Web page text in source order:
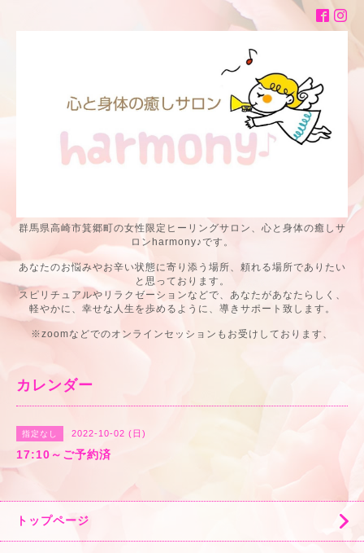
群馬県高崎市箕郷町の女性限定ヒーリングサロン、心と身体の癒しサ
ロンharmony♪です。
あなたのお悩みやお辛い状態に寄り添う場所、頼れる場所でありたい
と思っております。
スピリチュアルやリラクゼーションなどで、あなたがあなたらしく、
軽やかに、幸せな人生を歩めるように、導きサポート致します。
※zoomなどでのオンラインセッションもお受けしております、
カレンダー
指定なし 2022-10-02 (日)
17:10～ご予約済
トップページ